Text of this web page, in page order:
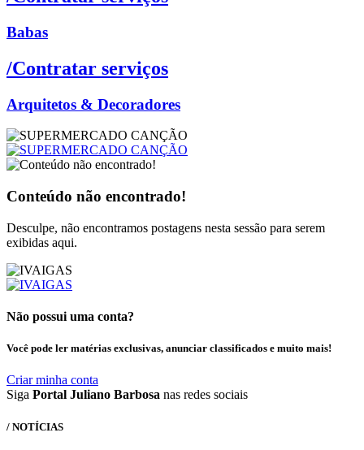
Babas
/Contratar serviços
Arquitetos & Decoradores
Conteúdo não encontrado!
Desculpe, não encontramos postagens nesta sessão para serem
exibidas aqui.
Não possui uma conta?
Você pode ler matérias exclusivas, anunciar classificados e muito mais!
Criar minha conta
Siga Portal Juliano Barbosa nas redes sociais
/ NOTÍCIAS